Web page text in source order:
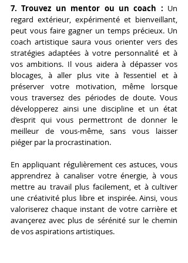
7. Trouvez un mentor ou un coach : Un
regard extérieur, expérimenté et bienveillant,
peut vous faire gagner un temps précieux. Un
coach artistique saura vous orienter vers des
stratégies adaptées à votre personnalité et à
vos ambitions. Il vous aidera à dépasser vos
blocages, à aller plus vite à l’essentiel et à
préserver votre motivation, même lorsque
vous traversez des périodes de doute. Vous
développerez ainsi une discipline et un état
d’esprit qui vous permettront de donner le
meilleur de vous-même, sans vous laisser
piéger par la procrastination.
En appliquant régulièrement ces astuces, vous
apprendrez à canaliser votre énergie, à vous
mettre au travail plus facilement, et à cultiver
une créativité plus libre et inspirée. Ainsi, vous
valoriserez chaque instant de votre carrière et
avançerez avec plus de sérénité sur le chemin
de vos aspirations artistiques.